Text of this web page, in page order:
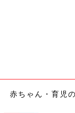
赤ちゃん・育児